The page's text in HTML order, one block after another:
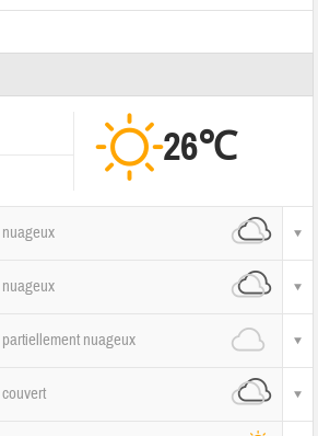
26℃
nuageux
nuageux
partiellement nuageux
couvert